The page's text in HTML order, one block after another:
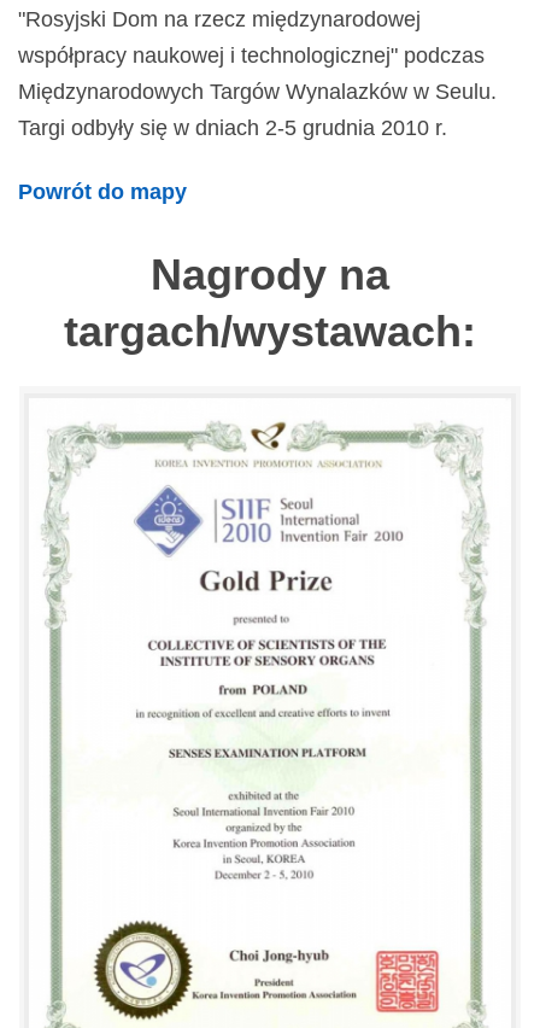
"Rosyjski Dom na rzecz międzynarodowej
współpracy naukowej i technologicznej" podczas
Międzynarodowych Targów Wynalazków w Seulu.
Targi odbyły się w dniach 2-5 grudnia 2010 r.
Powrót do mapy
Nagrody na
targach/wystawach: